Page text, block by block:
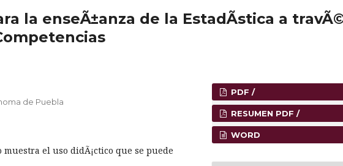
la enseÃ±anza de la EstadÃ­stica a
de Puebla
el uso didÃ¡ctico que se puede
PDF /
RESUMEN PDF /
WORD